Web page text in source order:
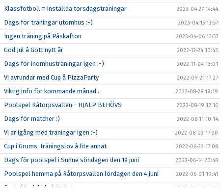
Klassfotboll = Inställda torsdagsträningar 2023-04-27 14:44
Dags för träningar utomhus :-) 2023-04-15 13:57
Ingen träning på Påskafton 2023-04-06 13:57
God Jul å Gott nytt år 2022-12-24 10:43
Dags för inomhusträningar igen :-) 2022-11-04 13:01
Vi avrundar med Cup å PizzaParty 2022-09-21 17:27
Viktig info för kommande månad… 2022-08-28 19:19
Poolspel Råtorpsvallen - HJÄLP BEHÖVS 2022-08-19 12:16
Dags för matcher :) 2022-08-11 10:14
Vi är igång med träningar igen :-) 2022-08-03 17:30
Cup i Grums, träningslov å lite annat 2022-06-22 17:08
Dags för poolspel i Sunne söndagen den 19 juni 2022-06-14 20:48
Poolspel hemma på Råtorpsvallen lördagen den 4 juni 2022-06-01 19:41
Dags för dubbla träningar 2022-05-29 21:03